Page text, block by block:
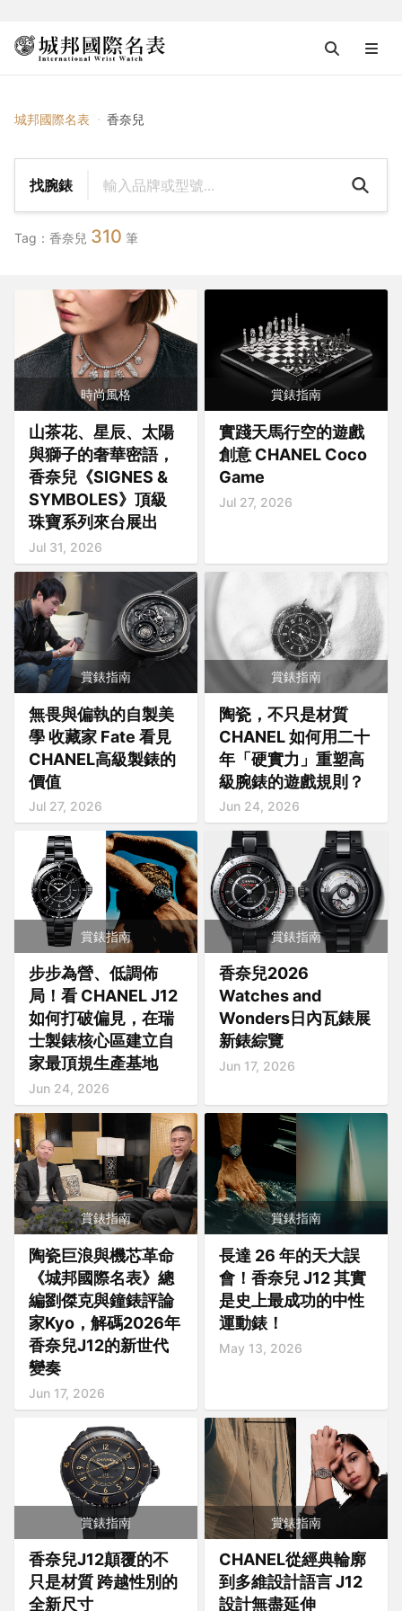
城邦國際名表 香奈兒
找腕錶
Tag：香奈兒 310 筆
時尚風格
山茶花、星辰、太陽
與獅子的奢華密語，
香奈兒《SIGNES &
SYMBOLES》頂級
珠寶系列來台展出
Jul 31, 2026
賞錶指南
實踐天馬行空的遊戲
創意 CHANEL Coco
Game
Jul 27, 2026
賞錶指南
無畏與偏執的自製美
學 收藏家 Fate 看見
CHANEL高級製錶的
價值
Jul 27, 2026
賞錶指南
陶瓷，不只是材質
CHANEL 如何用二十
年「硬實力」重塑高
級腕錶的遊戲規則？
Jun 24, 2026
賞錶指南
步步為營、低調佈
局！看 CHANEL J12
如何打破偏見，在瑞
士製錶核心區建立自
家最頂規生產基地
Jun 24, 2026
賞錶指南
香奈兒2026
Watches and
Wonders日內瓦錶展
新錶綜覽
Jun 17, 2026
賞錶指南
陶瓷巨浪與機芯革命
《城邦國際名表》總
編劉傑克與鐘錶評論
家Kyo，解碼2026年
香奈兒J12的新世代
變奏
Jun 17, 2026
賞錶指南
長達 26 年的天大誤
會！香奈兒 J12 其實
是史上最成功的中性
運動錶！
May 13, 2026
賞錶指南
香奈兒J12顛覆的不
只是材質 跨越性別的
全新尺寸
賞錶指南
CHANEL從經典輪廓
到多維設計語言 J12
設計無盡延伸